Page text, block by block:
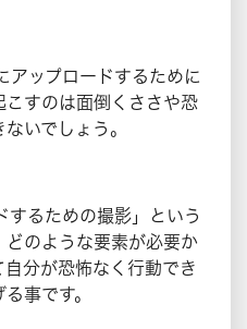
アップロードするために
すのは面倒くささや恐
いでしょう。
するための撮影」という
どのような要素が必要か
分が恐怖なく行動でき
事です。